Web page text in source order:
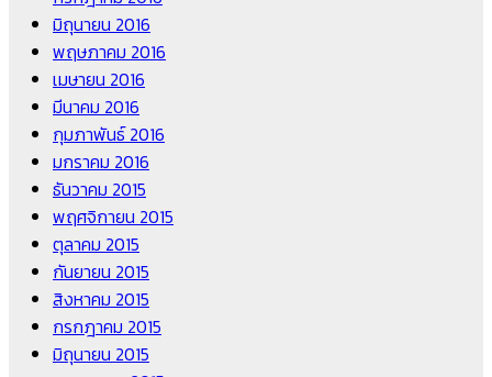
มิถุนายน 2016
พฤษภาคม 2016
เมษายน 2016
มีนาคม 2016
กุมภาพันธ์ 2016
มกราคม 2016
ธันวาคม 2015
พฤศจิกายน 2015
ตุลาคม 2015
กันยายน 2015
สิงหาคม 2015
กรกฎาคม 2015
มิถุนายน 2015